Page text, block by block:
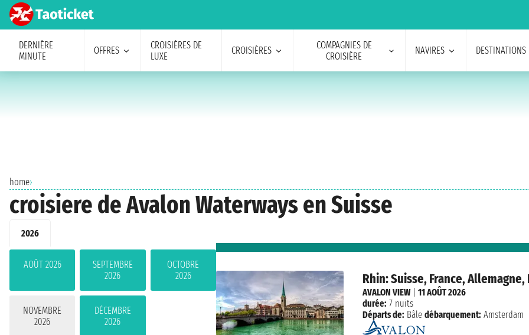
DERNIÈRE
MINUTE
OFFRES
CROISIÈRES DE
LUXE
CROISIÈRES
COMPAGNIES DE
CROISIÈRE
NAVIRES DESTINATIONS
home›
croisiere de Avalon Waterways en Suisse
2026
AOÛT 2026
SEPTEMBRE
2026
OCTOBRE
2026
NOVEMBRE
2026
DÉCEMBRE
2026
Rhin: Suisse, France, Allemagne,
AVALON VIEW|11 AOÛT 2026
durée: 7 nuits
Départs de: Bâle débarquement: Amsterdam